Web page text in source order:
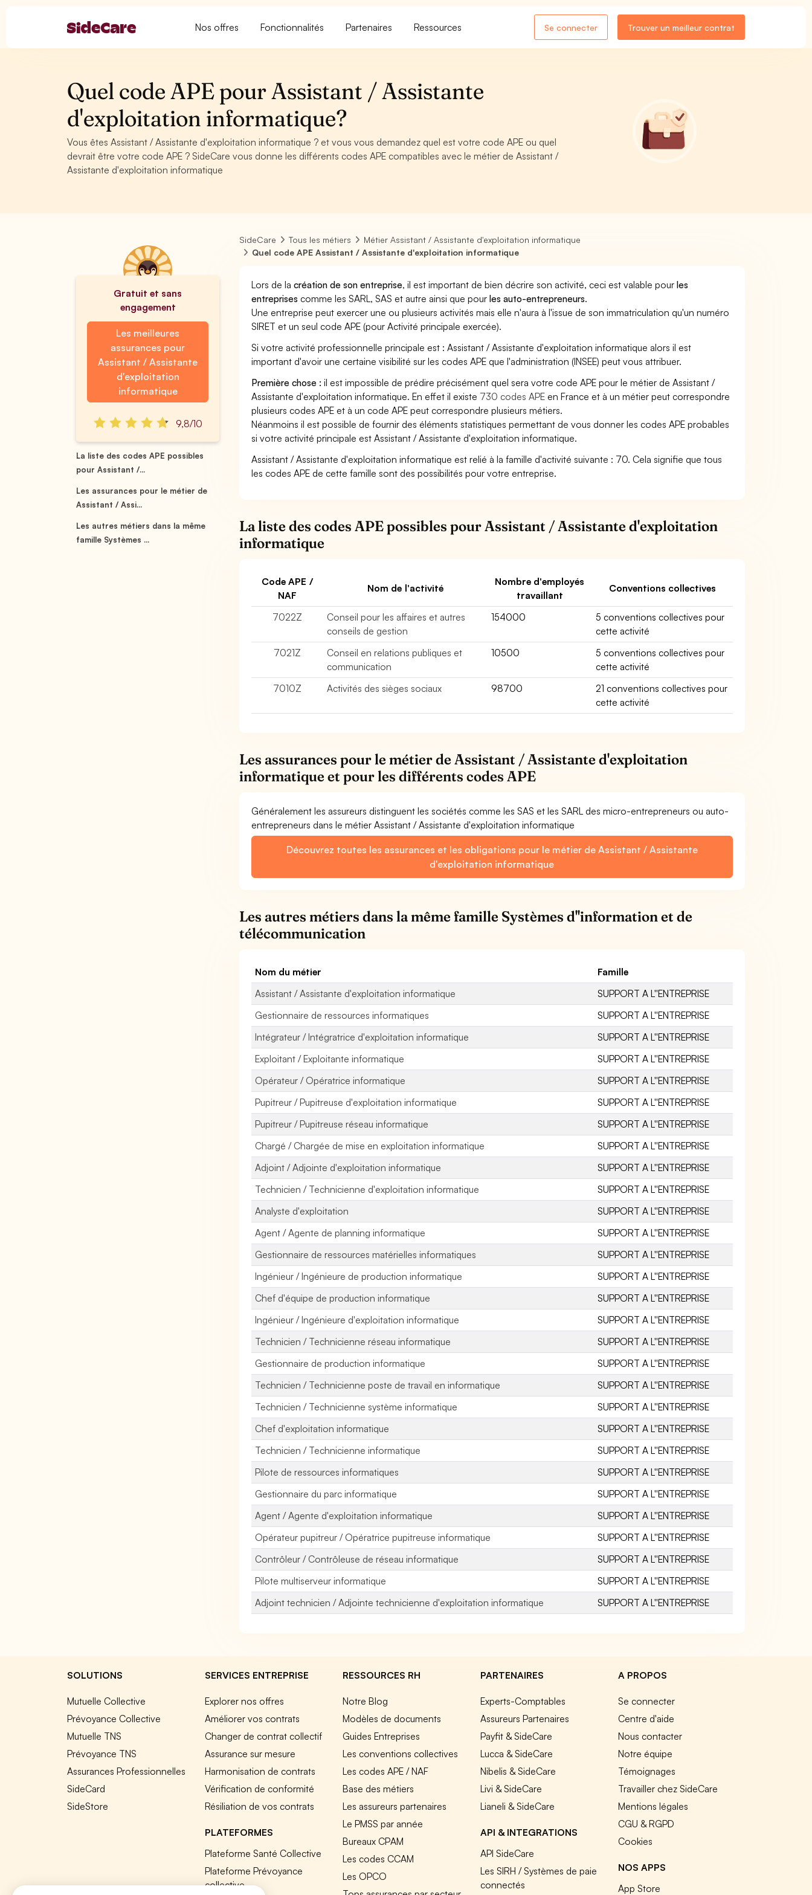
Nos offres Fonctionnalités Partenaires Ressources Se connecter Trouver un meilleur contrat
Quel code APE pour Assistant / Assistante
d'exploitation informatique?
Vous êtes Assistant / Assistante d'exploitation informatique ? et vous vous demandez quel est votre code APE ou quel
devrait être votre code APE ? SideCare vous donne les différents codes APE compatibles avec le métier de Assistant /
Assistante d'exploitation informatique
Gratuit et sans
engagement
Les meilleures
assurances pour
Assistant / Assistante
d'exploitation
informatique
9,8/10
La liste des codes APE possibles
pour Assistant /...
Les assurances pour le métier de
Assistant / Assi...
Les autres métiers dans la même
famille Systèmes ...
SideCare Tous les métiers
Métier Assistant / Assistante d'exploitation informatique
Quel code APE Assistant / Assistante d'exploitation informatique
Lors de lacréation de son entreprise, il est important de bien décrire son activité, ceci est valable pourles
entreprises comme les SARL, SAS et autre ainsi que pourles auto-entrepreneurs.
Une entreprise peut exercer une ou plusieurs activités mais elle n'aura à l'issue de son immatriculation qu'un numéro
SIRET et un seul code APE (pour Activité principale exercée).
Si votre activité professionnelle principale est : Assistant / Assistante d'exploitation informatique alors il est
important d'avoir une certaine visibilité sur les codes APE que l'administration (INSEE) peut vous attribuer.
Première chose : il est impossible de prédire précisément quel sera votre code APE pour le métier de Assistant /
Assistante d'exploitation informatique. En effet il existe 730 codes APE en France et à un métier peut correspondre
plusieurs codes APE et à un code APE peut correspondre plusieurs métiers.
Néanmoins il est possible de fournir des éléments statistiques permettant de vous donner les codes APE probables
si votre activité principale est Assistant / Assistante d'exploitation informatique.
Assistant / Assistante d'exploitation informatique est relié à la famille d'activité suivante : 70. Cela signifie que tous
les codes APE de cette famille sont des possibilités pour votre entreprise.
La liste des codes APE possibles pour Assistant / Assistante d'exploitation
informatique
Code APE /
NAF
Nom de l'activité
Nombre d'employés
travaillant
Conventions collectives
7022Z
Conseil pour les affaires et autres
conseils de gestion
154000
5 conventions collectives pour
cette activité
7021Z
Conseil en relations publiques et
communication
10500
5 conventions collectives pour
cette activité
7010Z
Activités des sièges sociaux 98700
21 conventions collectives pour
cette activité
Les assurances pour le métier de Assistant / Assistante d'exploitation
informatique et pour les différents codes APE
Généralement les assureurs distinguent les sociétés comme les SAS et les SARL des micro-entrepreneurs ou auto-
entrepreneurs dans le métier Assistant / Assistante d'exploitation informatique
Découvrez toutes les assurances et les obligations pour le métier de Assistant / Assistante
d'exploitation informatique
Les autres métiers dans la même famille Systèmes d''information et de
télécommunication
Nom du métier
Famille
Assistant / Assistante d'exploitation informatique
SUPPORT A L''ENTREPRISE
Gestionnaire de ressources informatiques
SUPPORT A L''ENTREPRISE
Intégrateur / Intégratrice d'exploitation informatique
SUPPORT A L''ENTREPRISE
Exploitant / Exploitante informatique
SUPPORT A L''ENTREPRISE
Opérateur / Opératrice informatique
SUPPORT A L''ENTREPRISE
Pupitreur / Pupitreuse d'exploitation informatique
SUPPORT A L''ENTREPRISE
Pupitreur / Pupitreuse réseau informatique
SUPPORT A L''ENTREPRISE
Chargé / Chargée de mise en exploitation informatique
SUPPORT A L''ENTREPRISE
Adjoint / Adjointe d'exploitation informatique
SUPPORT A L''ENTREPRISE
Technicien / Technicienne d'exploitation informatique
SUPPORT A L''ENTREPRISE
Analyste d'exploitation
SUPPORT A L''ENTREPRISE
Agent / Agente de planning informatique
SUPPORT A L''ENTREPRISE
Gestionnaire de ressources matérielles informatiques
SUPPORT A L''ENTREPRISE
Ingénieur / Ingénieure de production informatique
SUPPORT A L''ENTREPRISE
Chef d'équipe de production informatique
SUPPORT A L''ENTREPRISE
Ingénieur / Ingénieure d'exploitation informatique
SUPPORT A L''ENTREPRISE
Technicien / Technicienne réseau informatique
SUPPORT A L''ENTREPRISE
Gestionnaire de production informatique
SUPPORT A L''ENTREPRISE
Technicien / Technicienne poste de travail en informatique
SUPPORT A L''ENTREPRISE
Technicien / Technicienne système informatique
SUPPORT A L''ENTREPRISE
Chef d'exploitation informatique
SUPPORT A L''ENTREPRISE
Technicien / Technicienne informatique
SUPPORT A L''ENTREPRISE
Pilote de ressources informatiques
SUPPORT A L''ENTREPRISE
Gestionnaire du parc informatique
SUPPORT A L''ENTREPRISE
Agent / Agente d'exploitation informatique
SUPPORT A L''ENTREPRISE
Opérateur pupitreur / Opératrice pupitreuse informatique
SUPPORT A L''ENTREPRISE
Contrôleur / Contrôleuse de réseau informatique
SUPPORT A L''ENTREPRISE
Pilote multiserveur informatique
SUPPORT A L''ENTREPRISE
Adjoint technicien / Adjointe technicienne d'exploitation informatique
SUPPORT A L''ENTREPRISE
SOLUTIONS
Mutuelle Collective
Prévoyance Collective
Mutuelle TNS
Prévoyance TNS
Assurances Professionnelles
SideCard
SideStore
SERVICES ENTREPRISE
Explorer nos offres
Améliorer vos contrats
Changer de contrat collectif
Assurance sur mesure
Harmonisation de contrats
Vérification de conformité
Résiliation de vos contrats
PLATEFORMES
Plateforme Santé Collective
Plateforme Prévoyance
collective
RESSOURCES RH
Notre Blog
Modèles de documents
Guides Entreprises
Les conventions collectives
Les codes APE / NAF
Base des métiers
Les assureurs partenaires
Le PMSS par année
Bureaux CPAM
Les codes CCAM
Les OPCO
PARTENAIRES
Experts-Comptables
Assureurs Partenaires
Payfit & SideCare
Lucca & SideCare
Nibelis & SideCare
Livi & SideCare
Lianeli & SideCare
API & INTEGRATIONS
API SideCare
Les SIRH / Systèmes de paie
connectés
A PROPOS
Se connecter
Centre d'aide
Nous contacter
Notre équipe
Témoignages
Travailler chez SideCare
Mentions légales
CGU & RGPD
Cookies
NOS APPS
App Store